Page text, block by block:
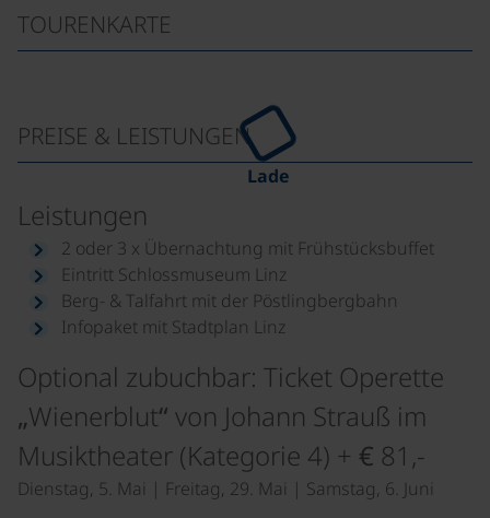
TOURENKARTE
Lade
PREISE & LEISTUNGEN
Leistungen
2 oder 3 x Übernachtung mit Frühstücksbuffet
Eintritt Schlossmuseum Linz
Berg- & Talfahrt mit der Pöstlingbergbahn
Infopaket mit Stadtplan Linz
Optional zubuchbar: Ticket Operette
„Wienerblut“ von Johann Strauß im
Musiktheater (Kategorie 4) + € 81,-
Dienstag, 5. Mai | Freitag, 29. Mai | Samstag, 6. Juni